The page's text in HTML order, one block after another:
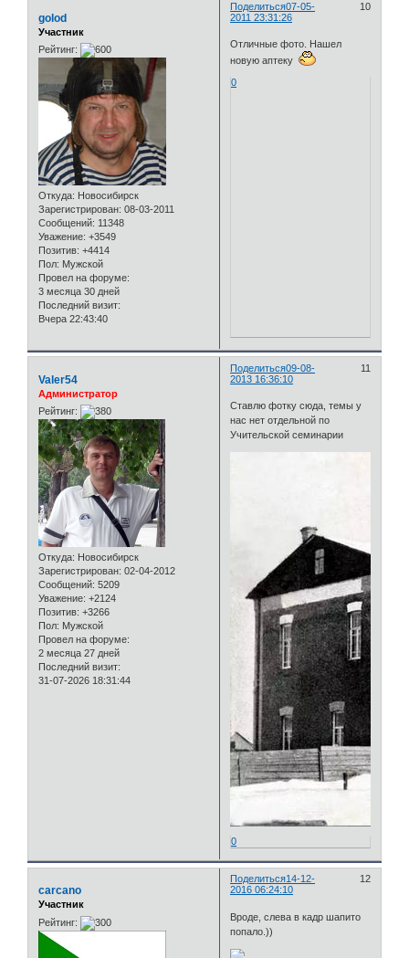
Поделиться 10
07-05-
2011 23:31:26
golod
Участник
Рейтинг:
Откуда: Новосибирск
Зарегистрирован: 08-03-2011
Сообщений: 11348
Уважение: +3549
Позитив: +4414
Пол: Мужской
Провел на форуме:
3 месяца 30 дней
Последний визит:
Вчера 22:43:40
Отличные фото. Нашел
новую аптеку
0
Поделиться 11
09-08-
2013 16:36:10
Valer54
Администратор
Рейтинг:
Откуда: Новосибирск
Зарегистрирован: 02-04-2012
Сообщений: 5209
Уважение: +2124
Позитив: +3266
Пол: Мужской
Провел на форуме:
2 месяца 27 дней
Последний визит:
31-07-2026 18:31:44
Ставлю фотку сюда, темы у
нас нет отдельной по
Учительской семинарии
0
Поделиться 12
14-12-
2016 06:24:10
carcano
Участник
Рейтинг:
Вроде, слева в кадр шапито
попало.))